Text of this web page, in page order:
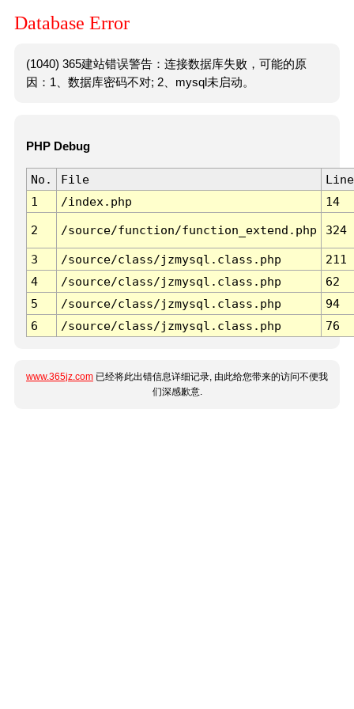
Database Error
(1040) 365建站错误警告：连接数据库失败，可能的原
因：1、数据库密码不对; 2、mysql未启动。
PHP Debug
No. File
Line
1
/index.php 14
2 /source/function/function_extend.php 324
3 /source/class/jzmysql.class.php
211
4
/source/class/jzmysql.class.php
62
5
/source/class/jzmysql.class.php
94
6
/source/class/jzmysql.class.php 76
www.365jz.com 已经将此出错信息详细记录, 由此给您带来的访问不便我
们深感歉意.